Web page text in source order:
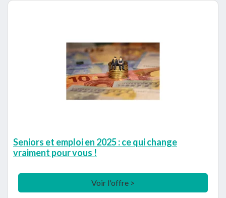
Seniors et emploi en 2025 : ce qui change
vraiment pour vous !
Voir l'offre >